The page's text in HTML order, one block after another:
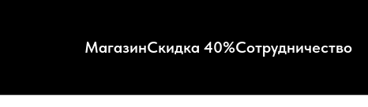
МагазинСкидка 40%Сотрудничество